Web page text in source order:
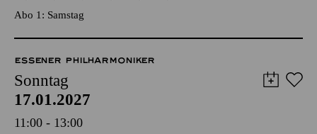
Abo 1: Samstag
ESSENER PHILHARMONIKER
Sonntag
17.01.2027
11:00 - 13:00